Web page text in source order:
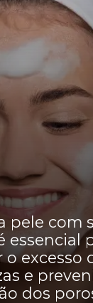
pele com
essencial
o excesso
e
dos